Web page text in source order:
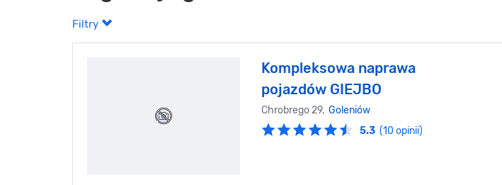
Filtry
Kompleksowa naprawa
pojazdów GIEJBO
Chrobrego 29, Goleniów
5.3 (10 opinii)